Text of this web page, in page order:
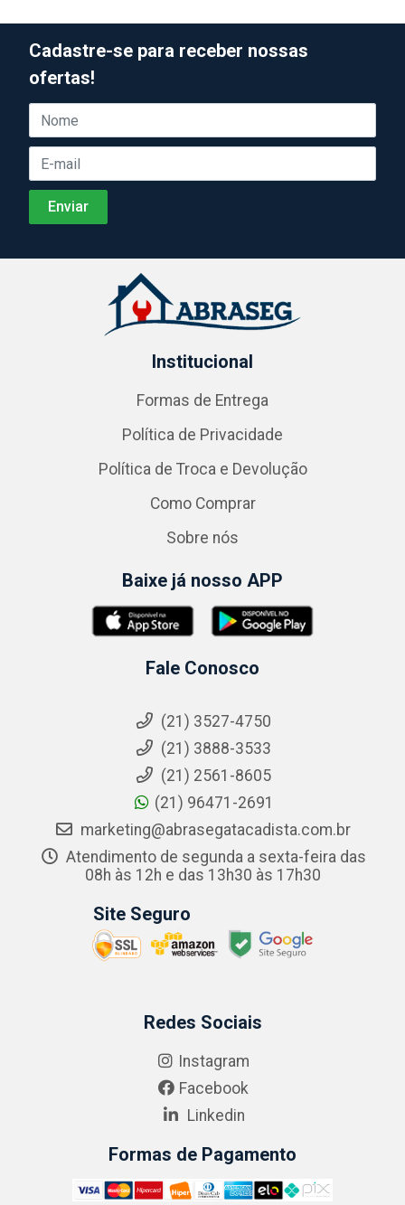
Cadastre-se para receber nossas
ofertas!
Institucional
Formas de Entrega
Política de Privacidade
Política de Troca e Devolução
Como Comprar
Sobre nós
Baixe já nosso APP
Fale Conosco
(21) 3527-4750
(21) 3888-3533
(21) 2561-8605
(21) 96471-2691
marketing@abrasegatacadista.com.br
Atendimento de segunda a sexta-feira das
08h às 12h e das 13h30 às 17h30
Site Seguro
Redes Sociais
Instagram
Facebook
Linkedin
Formas de Pagamento